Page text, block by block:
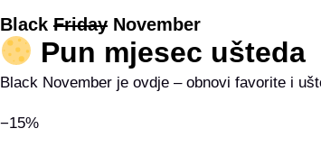
Black Friday November
Pun mjesec ušteda
Black November je ovdje – obnovi favorite i
−15%